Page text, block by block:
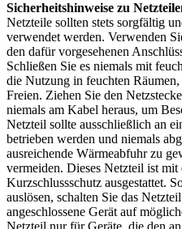
Sicherheitshinweise zu
Netzteile sollten stets sorgfältig
verwendet werden. Verwenden
den dafür vorgesehenen
Schließen Sie es niemals mit
die Nutzung in feuchten
Freien. Ziehen Sie den
niemals am Kabel heraus, um
Netzteil sollte ausschließlich an
betrieben werden und niemals
ausreichende Wärmeabfuhr zu
vermeiden. Dieses Netzteil ist mit
Kurzschlussschutz ausgestattet.
auslösen, schalten Sie das
angeschlossene Gerät auf